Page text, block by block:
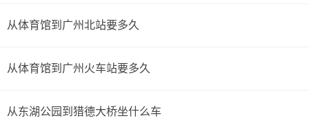
从体育馆到广州北站要多久
从体育馆到广州火车站要多久
从东湖公园到猎德大桥坐什么车